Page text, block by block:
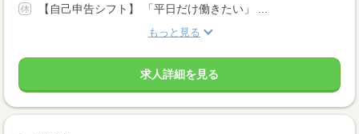
【自己申告シフト】 「平日だけ働きたい」 ...
もっと見る
求人詳細を見る